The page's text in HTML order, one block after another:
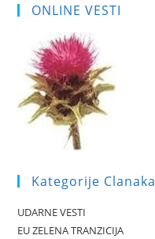
ONLINE VESTI
Kategorije Clanaka
UDARNE VESTI
EU ZELENA TRANZICIJA